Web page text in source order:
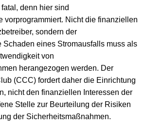
denn hier sind
vorprogrammiert. Nicht die finanziellen
sondern der
Schaden eines Stromausfalls muss als
von
herangezogen werden. Der
(CCC) fordert daher die Einrichtung
nicht den finanziellen Interessen der
Stelle zur Beurteilung der Risiken
der Sicherheitsmaßnahmen.